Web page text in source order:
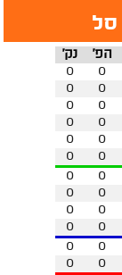
סל
נק' הפ'
0
0
0
0
0
0
0
0
0
0
0
0
0
0
0
0
0
0
0
0
0
0
0
0